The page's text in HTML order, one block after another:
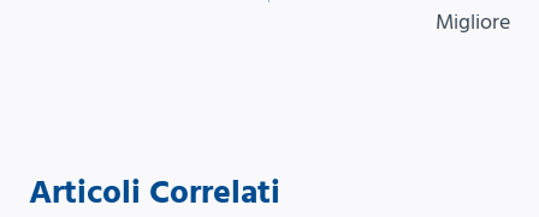
Migliore
Articoli Correlati